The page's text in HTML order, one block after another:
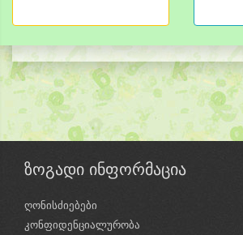
ზოგადი ინფორმაცია
ღონისძიებები
კონფიდენციალურობა